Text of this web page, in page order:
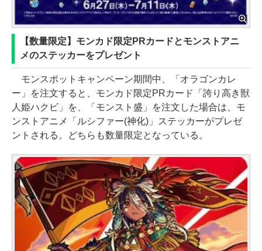
【数量限定】モンカド限定PRカードとモンストアニ
メのステッカーをプレゼント
モンスポットキャンペーン期間中、「オラゴンカレ
ー」を注文すると、モンカド限定PRカード「誇り高き獣
人姫ハクビ」を、「モンスト盛」を注文した場合は、モ
ンストアニメ「ルシファー(神化)」ステッカーがプレゼ
ントされる。どちらも数量限定となっている。